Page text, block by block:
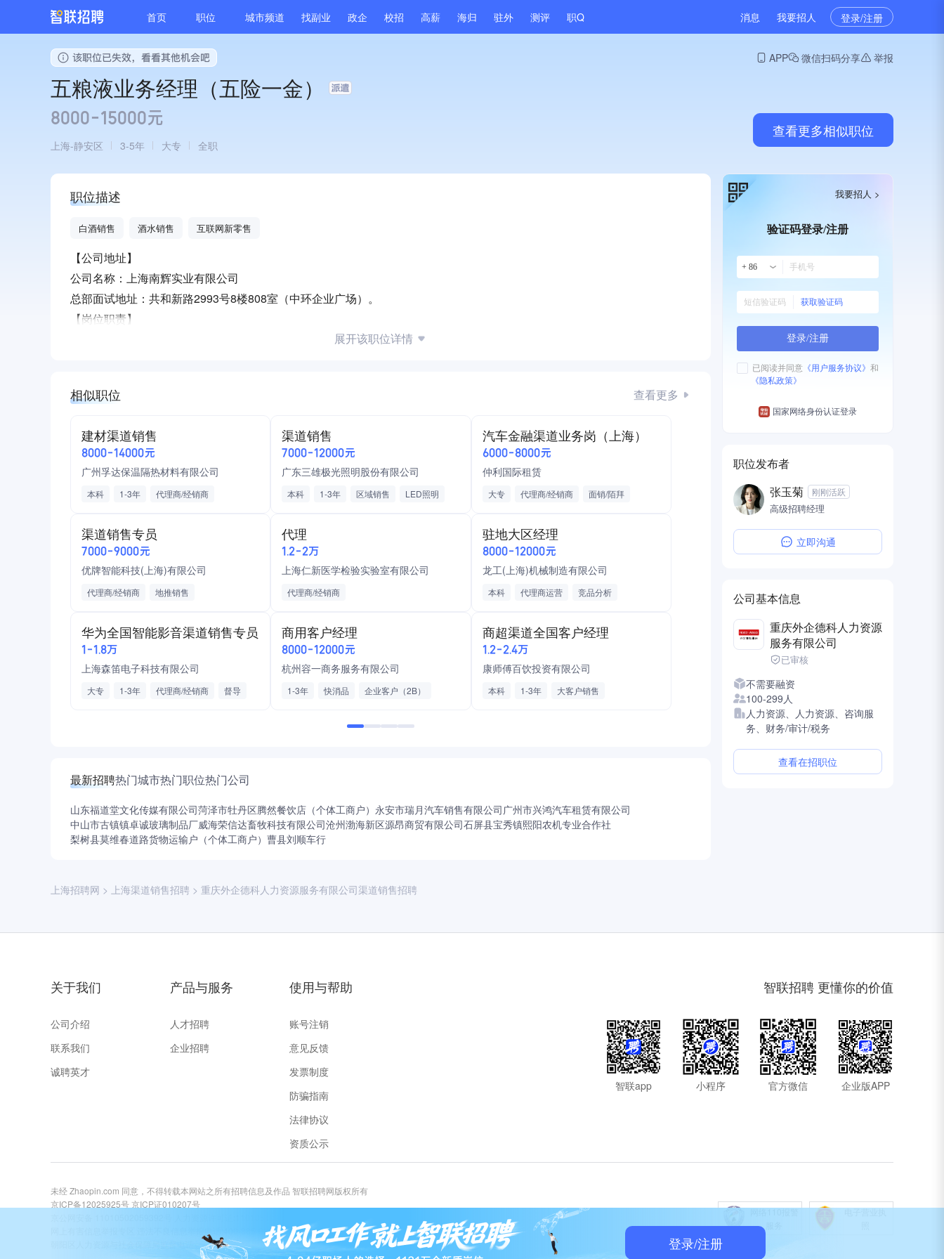
首页 职位 城市频道 找副业 政企 校招 高薪 海归 驻外 测评 职Q 消息 我要招人 登录/注册
APP 微信扫码分享 举报
五粮液业务经理（五险一金）
8000-15000元
上海 静安区 3-5年 大专 全职
查看更多相似职位
职位描述
白酒销售 酒水销售 互联网新零售
【公司地址】
公司名称：上海南辉实业有限公司
总部面试地址：共和新路2993号8楼808室（中环企业广场）。
【岗位职责】
4、与辖区内的客户建立稳定和良好的合作关系；
【任职资格】
1、大专以上学历,有快消品销售工作经验优先, 熟悉闵行及普陀内传统零售、餐饮渠道并有良好客情的优先;
2、勤奋踏实，反应灵敏，吃苦耐劳，良好的沟通能力及客户服务意识；
4、有团队协作精神，勇于挑战，服从领导安排；
【培训制度】助你一臂之力
1、新人入职：岗前三天基础培训 （知道做什么）
【晋升机会】内部晋升，绝无“空降兵”
公司晋升透明，所有管理层从基层做起，不论经验、学历，不按资格新老，只考虑人品、能力和绩效，期待您的加入！！！
展开该职位详情
相似职位 查看更多
建材渠道销售
8000-14000元
广州孚达保温隔热材料有限公司
本科 1-3年
代理商/经销商
油费补贴
高额提成
带薪年假
带薪春节假
交通补助
周末双休
导师带教
晋升空间
大牛带队 餐补
渠道销售
7000-12000元
广东三雄极光照明股份有限公司
本科 1-3年 区域销售
LED照明
地推销售
家电批发/零售/贸易
汽车金融渠道业务岗（上海）
6000-8000元
仲利国际租赁
大专 代理商/经销商
面销/陌拜
年终分红
餐补
带薪年假
补充医疗保险
员工旅游
六险一金 年终奖
绩效奖金
渠道销售专员
7000-9000元
优牌智能科技(上海)有限公司
代理商/经销商
地推销售
业绩提成
出差补贴
节日福利
员工生日福利
代理
1.2-2万
上海仁新医学检验实验室有限公司
代理商/经销商
驻地大区经理
8000-12000元
龙工(上海)机械制造有限公司
本科 代理商运营
竞品分析
叉车
渠道销售 区域销售管理
华为全国智能影音渠道销售专员
1-1.8万
上海森笛电子科技有限公司
大专 1-3年 代理商/经销商
督导
商用客户经理
8000-12000元
杭州容一商务服务有限公司
1-3年 快消品
企业客户（2B）
高温补贴
缴纳五险
商超渠道全国客户经理
1.2-2.4万
康师傅百饮投资有限公司
本科 1-3年
大客户销售
最新招聘热门城市热门职位热门公司
山东福道堂文化传媒有限公司菏泽市牡丹区腾然餐饮店（个体工商户） 永安市瑞月汽车销售有限公司广州市兴鸿汽车租赁有限公司
中山市古镇镇卓诚玻璃制品厂威海荣信达畜牧科技有限公司沧州渤海新区源昂商贸有限公司石屏县宝秀镇熙阳农机专业合作社
梨树县莫维春道路货物运输户（个体工商户） 曹县刘顺车行
上海招聘网 > 上海渠道销售招聘 > 重庆外企德科人力资源服务有限公司渠道销售招聘
登录/注册
验证码登录/注册
+ 86
获取验证码
登录/注册
已阅读并同意 《用户服务协议》 和
《隐私政策》
国家网络身份认证登录
我要招人 >
职位发布者
张玉菊
刚刚活跃
高级招聘经理
立即沟通
公司基本信息
重庆外企德科人力资源
服务有限公司
已审核
不需要融资
100-299人
人力资源、人力资源、咨询服
务、财务/审计/税务
查看在招职位
关于我们
公司介绍
联系我们
诚聘英才
产品与服务
人才招聘
企业招聘
使用与帮助
账号注销
意见反馈
发票制度
防骗指南
法律协议
资质公示
智联招聘 更懂你的价值
智联app 小程序 官方微信 企业版APP
未经 Zhaopin.com 同意，不得转载本网站之所有招聘信息及作品 智联招聘网版权所有
京ICP备12025925号京ICP证010207号
违法不良信息举报电话:400-885-9898 关爱未成年举报热线:400-885-9898-3
网络110报警
电子营业执